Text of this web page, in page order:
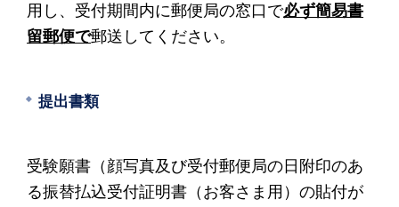
用し、受付期間内に郵便局の窓口で必ず簡易書
留郵便で郵送してください。
提出書類
受験願書（顔写真及び受付郵便局の日附印のあ
る振替払込受付証明書（お客さま用）の貼付が